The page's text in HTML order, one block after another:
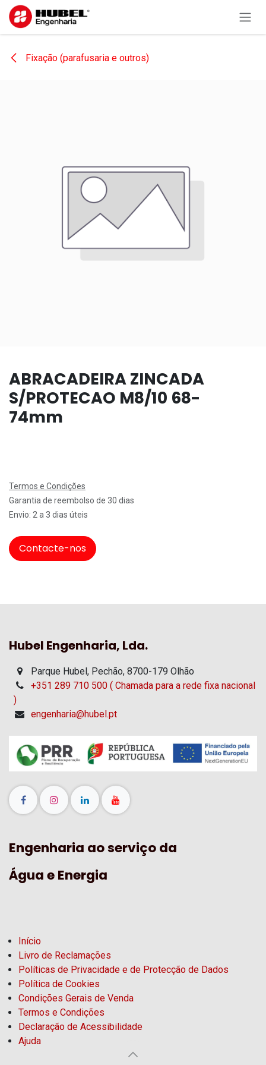
Pular para o conteúdo
Fixação (parafusaria e outros)
ABRACADEIRA ZINCADA
S/PROTECAO M8/10 68-
74mm
Termos e Condições
Garantia de reembolso de 30 dias
Envio: 2 a 3 dias úteis
Contacte-nos
Hubel Engenharia, Lda.
Parque Hubel, Pechão, 8700-179 Olhão
+351 289 710 500 ( Chamada para a rede fixa nacional
)
engenharia@hubel.pt
Engenharia ao serviço da
Água e Energia
Início
Livro de Reclamações
Políticas de Privacidade e de Protecção de Dados
Política de Cookies
Condições Gerais de Venda
Termos e Condições
Declaração de Acessibilidade
Ajuda